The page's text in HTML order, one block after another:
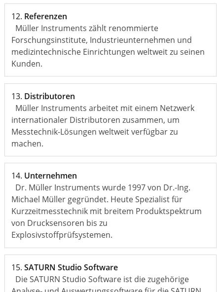
12. Referenzen
Müller Instruments zählt renommierte
Forschungsinstitute, Industrieunternehmen und
medizintechnische Einrichtungen weltweit zu seinen
Kunden.
13. Distributoren
Müller Instruments arbeitet mit einem Netzwerk
internationaler Distributoren zusammen, um
Messtechnik-Lösungen weltweit verfügbar zu
machen.
14. Unternehmen
Dr. Müller Instruments wurde 1997 von Dr.-Ing.
Michael Müller gegründet. Heute Spezialist für
Kurzzeitmesstechnik mit breitem Produktspektrum
von Drucksensoren bis zu
Explosivstoffprüfsystemen.
15. SATURN Studio Software
Die SATURN Studio Software ist die zugehörige